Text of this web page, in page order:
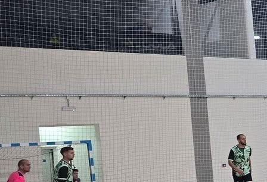
sportsku priču o Bužimu!
Autor:
Redakcija
21:38, 16.05.2026